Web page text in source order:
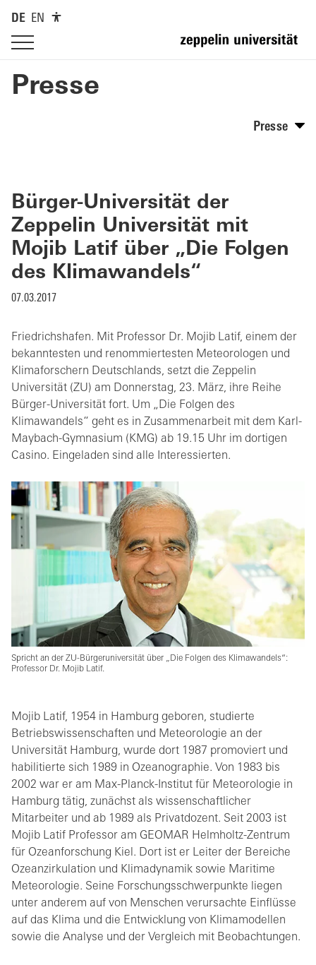
DE EN
Presse
Presse
Bürger-Universität der
Zeppelin Universität mit
Mojib Latif über „Die Folgen
des Klimawandels“
07.03.2017
Friedrichshafen. Mit Professor Dr. Mojib Latif, einem der
bekanntesten und renommiertesten Meteorologen und
Klimaforschern Deutschlands, setzt die Zeppelin
Universität (ZU) am Donnerstag, 23. März, ihre Reihe
Bürger-Universität fort. Um „Die Folgen des
Klimawandels“ geht es in Zusammenarbeit mit dem Karl-
Maybach-Gymnasium (KMG) ab 19.15 Uhr im dortigen
Casino. Eingeladen sind alle Interessierten.
Spricht an der ZU-Bürgeruniversität über „Die Folgen des Klimawandels“:
Professor Dr. Mojib Latif.
Mojib Latif, 1954 in Hamburg geboren, studierte
Betriebswissenschaften und Meteorologie an der
Universität Hamburg, wurde dort 1987 promoviert und
habilitierte sich 1989 in Ozeanographie. Von 1983 bis
2002 war er am Max-Planck-Institut für Meteorologie in
Hamburg tätig, zunächst als wissenschaftlicher
Mitarbeiter und ab 1989 als Privatdozent. Seit 2003 ist
Mojib Latif Professor am GEOMAR Helmholtz-Zentrum
für Ozeanforschung Kiel. Dort ist er Leiter der Bereiche
Ozeanzirkulation und Klimadynamik sowie Maritime
Meteorologie. Seine Forschungsschwerpunkte liegen
unter anderem auf von Menschen verursachte Einflüsse
auf das Klima und die Entwicklung von Klimamodellen
sowie die Analyse und der Vergleich mit Beobachtungen.